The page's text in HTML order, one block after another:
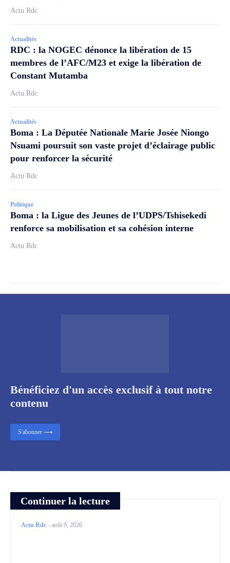
Actu Rdc
Actualités
RDC : la NOGEC dénonce la libération de 15
membres de l’AFC/M23 et exige la libération de
Constant Mutamba
Actu Rdc
Actualités
Boma : La Députée Nationale Marie Josée Niongo
Nsuami poursuit son vaste projet d’éclairage public
pour renforcer la sécurité
Actu Rdc
Politique
Boma : la Ligue des Jeunes de l’UDPS/Tshisekedi
renforce sa mobilisation et sa cohésion interne
Actu Rdc
Continuer la lecture
Actu Rdc -août 9, 2026
Bénéficiez d'un accès exclusif à tout notre
contenu
S'abonner ⟶